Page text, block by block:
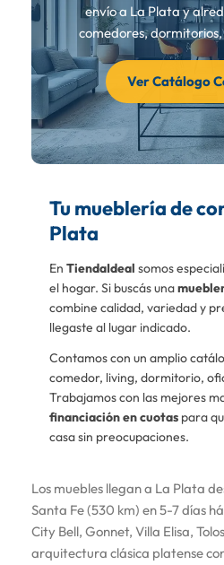
envío a La Plata y
comedores, dormitorios,
Ver Catálogo
Tu mueblería de
Plata
En TiendaIdeal somos
el hogar. Si buscás una
combine calidad, variedad y
llegaste al lugar indicado.
Contamos con un amplio
comedor, living, dormitorio,
Trabajamos con las mejores
financiación en cuotas para
casa sin preocupaciones.
Los muebles llegan a La Plata
Santa Fe (530 km) en 5-7 días
City Bell, Gonnet, Villa Elisa,
arquitectura clásica platense